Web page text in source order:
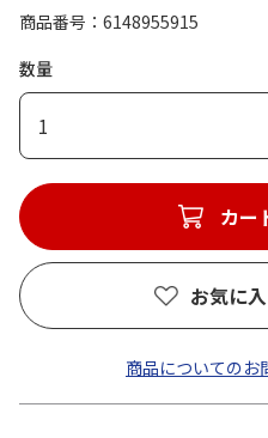
商品番号
6148955915
数量
1
カー
お気に
商品についてのお